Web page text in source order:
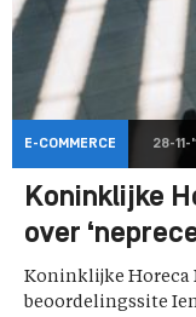
E-COMMERCE 28-11-
Koninklijke
over
Koninklijke Horeca
beoordelingssite